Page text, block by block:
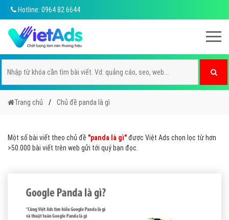
Hotline: 0964 82 6644
Trang chủ Chủ đề panda là gì
Một số bài viết theo chủ đề "panda là gì"được Việt Ads chọn lọc từ hơn
>50.000 bài viết trên web gửi tới quý bạn đọc.